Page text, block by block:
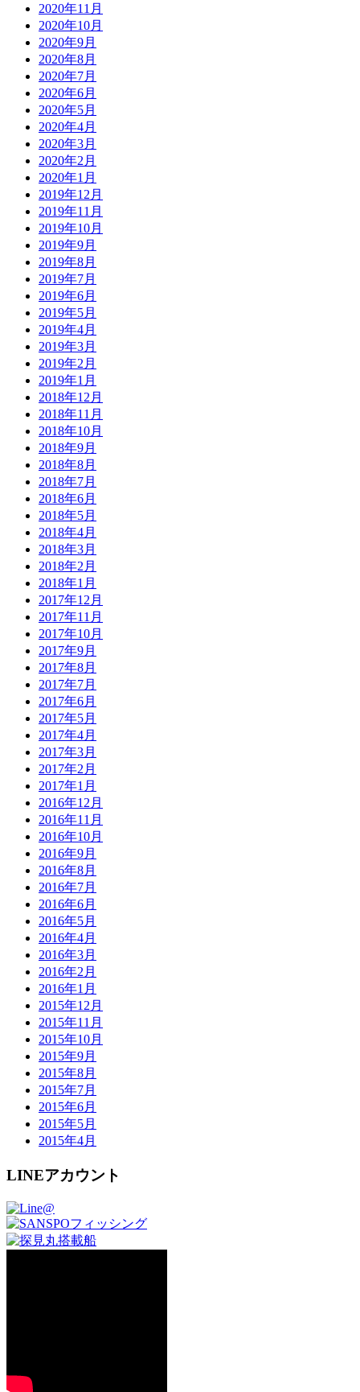
2020年11月
2020年10月
2020年9月
2020年8月
2020年7月
2020年6月
2020年5月
2020年4月
2020年3月
2020年2月
2020年1月
2019年12月
2019年11月
2019年10月
2019年9月
2019年8月
2019年7月
2019年6月
2019年5月
2019年4月
2019年3月
2019年2月
2019年1月
2018年12月
2018年11月
2018年10月
2018年9月
2018年8月
2018年7月
2018年6月
2018年5月
2018年4月
2018年3月
2018年2月
2018年1月
2017年12月
2017年11月
2017年10月
2017年9月
2017年8月
2017年7月
2017年6月
2017年5月
2017年4月
2017年3月
2017年2月
2017年1月
2016年12月
2016年11月
2016年10月
2016年9月
2016年8月
2016年7月
2016年6月
2016年5月
2016年4月
2016年3月
2016年2月
2016年1月
2015年12月
2015年11月
2015年10月
2015年9月
2015年8月
2015年7月
2015年6月
2015年5月
2015年4月
LINEアカウント